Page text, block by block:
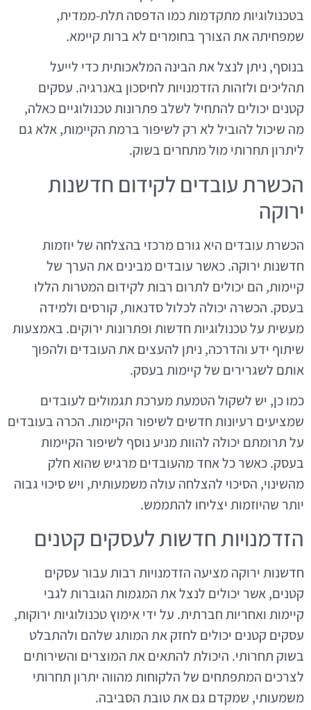
בטכנולוגיות מתקדמות כמו הדפסה תלת-ממדית,
שמפחיתה את הצורך בחומרים לא ברות קיימא.
בנוסף, ניתן לנצל את הבינה המלאכותית כדי לייעל
תהליכים ולזהות הזדמנויות לחיסכון באנרגיה. עסקים
קטנים יכולים להתחיל לשלב פתרונות טכנולוגיים כאלה,
מה שיכול להוביל לא רק לשיפור ברמת הקיימות, אלא גם
ליתרון תחרותי מול מתחרים בשוק.
הכשרת עובדים לקידום חדשנות
ירוקה
הכשרת עובדים היא גורם מרכזי בהצלחה של יוזמות
חדשנות ירוקה. כאשר עובדים מבינים את הערך של
קיימות, הם יכולים לתרום רבות לקידום המטרות הללו
בעסק. הכשרה יכולה לכלול סדנאות, קורסים ולמידה
מעשית על טכנולוגיות חדשות ופתרונות ירוקים. באמצעות
שיתוף ידע והדרכה, ניתן להעצים את העובדים ולהפוך
אותם לשגרירים של קיימות בעסק.
כמו כן, יש לשקול הטמעת מערכת תגמולים לעובדים
שמציעים רעיונות חדשים לשיפור הקיימות. הכרה בעובדים
על תרומתם יכולה להוות מניע נוסף לשיפור הקיימות
בעסק. כאשר כל אחד מהעובדים מרגיש שהוא חלק
מהשינוי, הסיכוי להצלחה עולה משמעותית, ויש סיכוי גבוה
יותר שהיוזמות יצליחו להתממש.
הזדמנויות חדשות לעסקים קטנים
חדשנות ירוקה מציעה הזדמנויות רבות עבור עסקים
קטנים, אשר יכולים לנצל את המגמות הגוברות לגבי
קיימות ואחריות חברתית. על ידי אימוץ טכנולוגיות ירוקות,
עסקים קטנים יכולים לחזק את המותג שלהם ולהתבלט
בשוק תחרותי. היכולת להתאים את המוצרים והשירותים
לצרכים המתפתחים של הלקוחות מהווה יתרון תחרותי
משמעותי, שמקדם גם את טובת הסביבה.